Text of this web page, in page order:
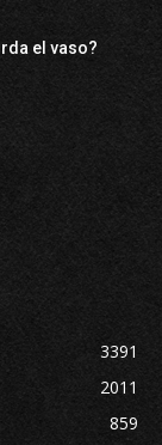
el vaso?
3391
2011
859